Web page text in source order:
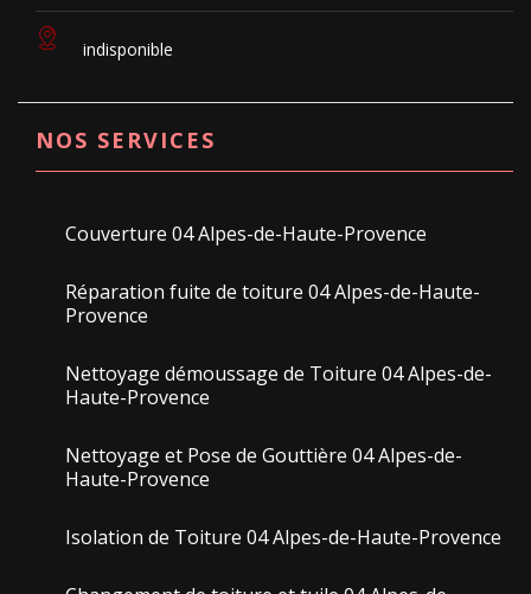
indisponible
NOS SERVICES
Couverture 04 Alpes-de-Haute-Provence
Réparation fuite de toiture 04 Alpes-de-Haute-
Provence
Nettoyage démoussage de Toiture 04 Alpes-de-
Haute-Provence
Nettoyage et Pose de Gouttière 04 Alpes-de-
Haute-Provence
Isolation de Toiture 04 Alpes-de-Haute-Provence